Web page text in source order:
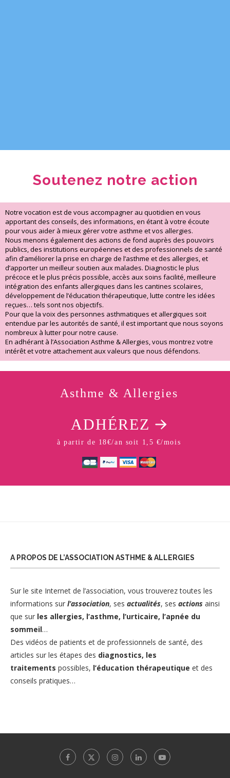
Soutenez notre action
Notre vocation est de vous accompagner au quotidien en vous
apportant des conseils, des informations, en étant à votre écoute
pour vous aider à mieux gérer votre asthme et vos allergies.
Nous menons également des actions de fond auprès des pouvoirs
publics, des institutions européennes et des professionnels de santé
afin d’améliorer la prise en charge de l’asthme et des allergies, et
d’apporter un meilleur soutien aux malades. Diagnostic le plus
précoce et le plus précis possible, accès aux soins facilité, meilleure
intégration des enfants allergiques dans les cantines scolaires,
développement de l’éducation thérapeutique, lutte contre les idées
reçues… tels sont nos objectifs.
Pour que la voix des personnes asthmatiques et allergiques soit
entendue par les autorités de santé, il est important que nous soyons
nombreux à lutter pour notre cause.
En adhérant à l’Association Asthme & Allergies, vous montrez votre
intérêt et votre attachement aux valeurs que nous défendons.
Asthme & Allergies
ADHÉREZ
à partir de 18€/an soit 1,5 €/mois
A PROPOS DE L’ASSOCIATION ASTHME & ALLERGIES
Sur le site Internet de l’association, vous trouverez toutes les
informations sur l’association, ses actualités, ses actions ainsi
que sur les allergies, l’asthme, l’urticaire, l’apnée du
sommeil…
Des vidéos de patients et de professionnels de santé, des
articles sur les étapes des diagnostics, les
traitements possibles, l’éducation thérapeutique et des
conseils pratiques…